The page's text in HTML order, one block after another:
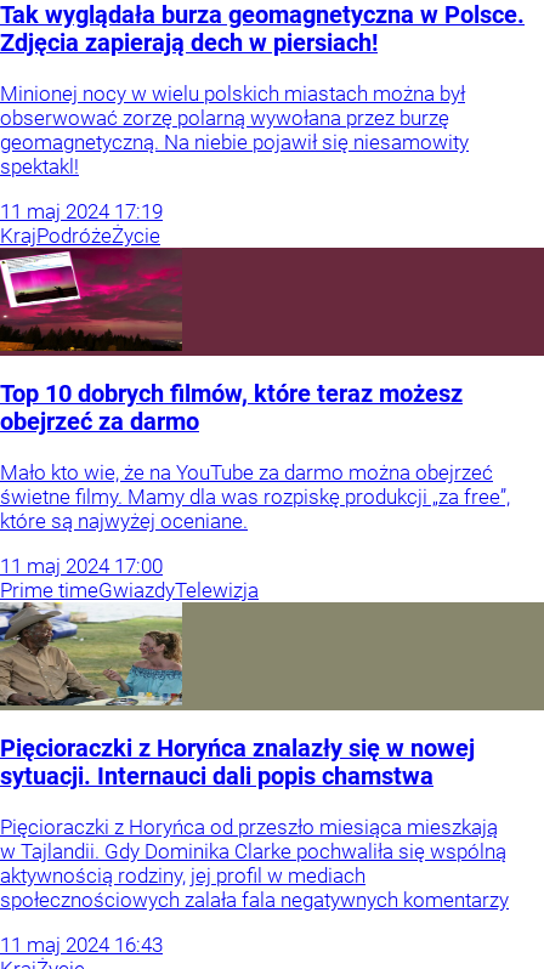
Tak wyglądała burza geomagnetyczna w Polsce.
Zdjęcia zapierają dech w piersiach!
Minionej nocy w wielu polskich miastach można był
obserwować zorzę polarną wywołana przez burzę
geomagnetyczną. Na niebie pojawił się niesamowity
spektakl!
11 maj 2024 17:19
KrajPodróżeŻycie
Top 10 dobrych filmów, które teraz możesz
obejrzeć za darmo
Mało kto wie, że na YouTube za darmo można obejrzeć
świetne filmy. Mamy dla was rozpiskę produkcji „za free”,
które są najwyżej oceniane.
11 maj 2024 17:00
Prime timeGwiazdyTelewizja
Pięcioraczki z Horyńca znalazły się w nowej
sytuacji. Internauci dali popis chamstwa
Pięcioraczki z Horyńca od przeszło miesiąca mieszkają
w Tajlandii. Gdy Dominika Clarke pochwaliła się wspólną
aktywnością rodziny, jej profil w mediach
społecznościowych zalała fala negatywnych komentarzy
11 maj 2024 16:43